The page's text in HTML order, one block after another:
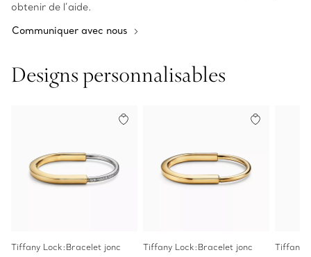
obtenir de l’aide.
Communiquer avec nous
Designs personnalisables
Tiffany Lock:Bracelet jonc Tiffany Lock:Bracelet jonc Tiffany